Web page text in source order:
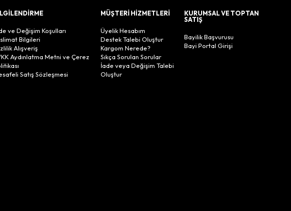
ve Değişim Koşulları
Bilgileri
Alışveriş
Aydınlatma Metni ve Çerez
Satış Sözleşmesi
MÜŞTERİ HİZMETLERİ
Üyelik Hesabım
Destek Talebi Oluştur
Kargom Nerede?
Sıkça Sorulan Sorular
İade veya Değişim Talebi
Oluştur
KURUMSAL VE TOPTAN
SATIŞ
Bayilik Başvurusu
Bayi Portal Girişi